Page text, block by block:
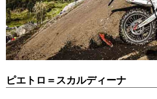
ピエトロ＝スカルディーナ